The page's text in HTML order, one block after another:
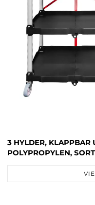
3 HYLDER, KLAPPBAR
POLYPROPYLEN,